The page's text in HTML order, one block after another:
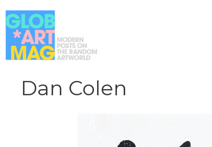
al
contenuto
Dan Colen